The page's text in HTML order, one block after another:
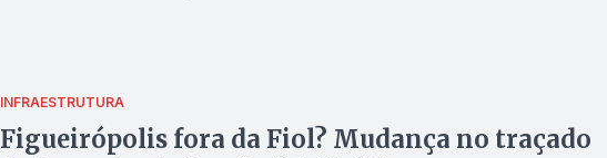
INFRAESTRUTURA
Figueirópolis fora da Fiol? Mudança no traçado